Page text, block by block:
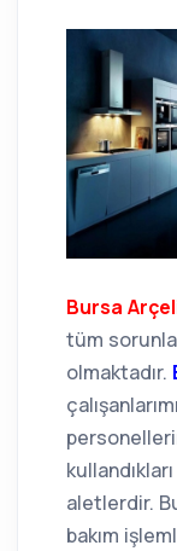
Bursa
tüm
olmaktadır.
aletlerdir.
bakım